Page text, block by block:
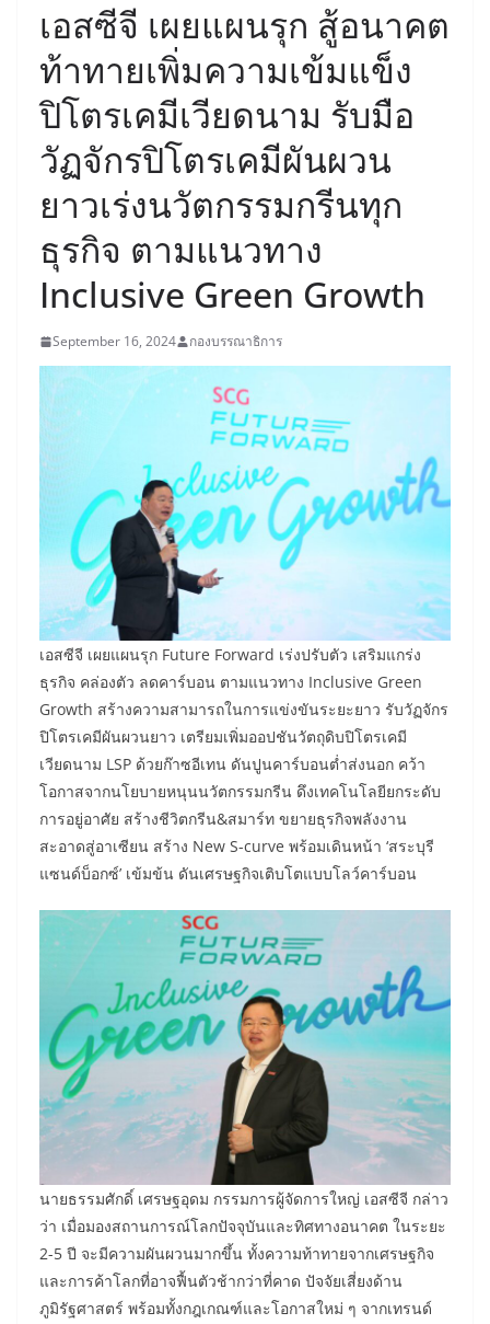
เอสซีจี เผยแผนรุก สู้อนาคต
ท้าทายเพิ่มความเข้มแข็ง
ปิโตรเคมีเวียดนาม รับมือ
วัฏจักรปิโตรเคมีผันผวน
ยาวเร่งนวัตกรรมกรีนทุก
ธุรกิจ ตามแนวทาง
Inclusive Green Growth
September 16, 2024 กองบรรณาธิการ
เอสซีจี เผยแผนรุก Future Forward เร่งปรับตัว เสริมแกร่ง
ธุรกิจ คล่องตัว ลดคาร์บอน ตามแนวทาง Inclusive Green
Growth สร้างความสามารถในการแข่งขันระยะยาว รับวัฏจักร
ปิโตรเคมีผันผวนยาว เตรียมเพิ่มออปชันวัตถุดิบปิโตรเคมี
เวียดนาม LSP ด้วยก๊าซอีเทน ดันปูนคาร์บอนต่ำส่งนอก คว้า
โอกาสจากนโยบายหนุนนวัตกรรมกรีน ดึงเทคโนโลยียกระดับ
การอยู่อาศัย สร้างชีวิตกรีน&สมาร์ท ขยายธุรกิจพลังงาน
สะอาดสู่อาเซียน สร้าง New S-curve พร้อมเดินหน้า ‘สระบุรี
แซนด์บ็อกซ์’ เข้มข้น ดันเศรษฐกิจเติบโตแบบโลว์คาร์บอน
นายธรรมศักดิ์ เศรษฐอุดม กรรมการผู้จัดการใหญ่ เอสซีจี กล่าว
ว่า เมื่อมองสถานการณ์โลกปัจจุบันและทิศทางอนาคต ในระยะ
2-5 ปี จะมีความผันผวนมากขึ้น ทั้งความท้าทายจากเศรษฐกิจ
และการค้าโลกที่อาจฟื้นตัวช้ากว่าที่คาด ปัจจัยเสี่ยงด้าน
ภูมิรัฐศาสตร์ พร้อมทั้งกฎเกณฑ์และโอกาสใหม่ ๆ จากเทรนด์